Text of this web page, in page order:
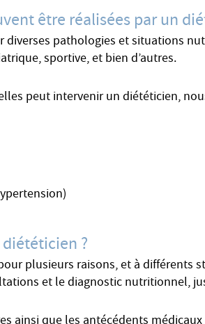
être réalisées par un
diverses pathologies et situations
sportive, et bien d’autres.
peut intervenir un diététicien,
?
plusieurs raisons, et à différents
et le diagnostic nutritionnel,